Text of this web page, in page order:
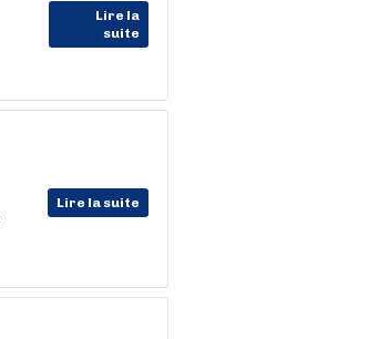
Lire la
suite
Lire la suite